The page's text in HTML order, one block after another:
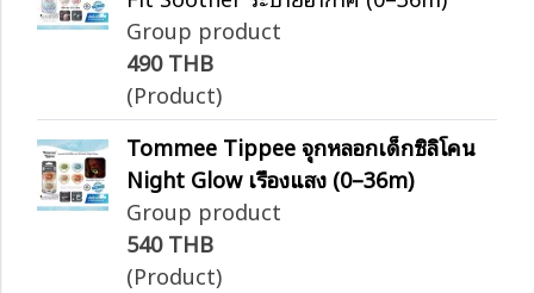
Group product
490 THB
(Product)
Tommee Tippee จุกหลอกเด็กซิลิโคน
Night Glow เรืองแสง (0–36m)
Group product
540 THB
(Product)